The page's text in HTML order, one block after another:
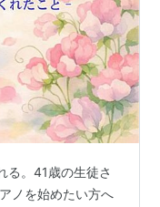
9月）
る。41歳の生徒さ
ノを始めたい方へ